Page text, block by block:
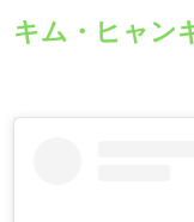
キム・ヒャン